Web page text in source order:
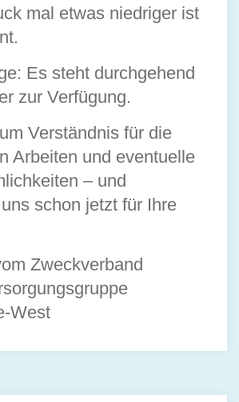
mal etwas niedriger ist
Es steht durchgehend
zur Verfügung.
Verständnis für die
Arbeiten und eventuelle
– und
schon jetzt für Ihre
Zweckverband
West